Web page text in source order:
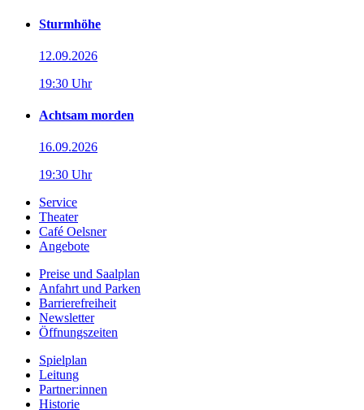
Sturmhöhe
12.09.2026
19:30 Uhr
Achtsam morden
16.09.2026
19:30 Uhr
Service
Theater
Café Oelsner
Angebote
Preise und Saalplan
Anfahrt und Parken
Barrierefreiheit
Newsletter
Öffnungszeiten
Spielplan
Leitung
Partner:innen
Historie